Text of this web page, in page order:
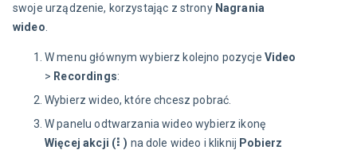
swoje urządzenie, korzystając z strony Nagrania
wideo
W menu głównym wybierz kolejno pozycje Video
> Recordings:
Wybierz wideo, które chcesz pobrać.
W panelu odtwarzania wideo wybierz ikonę
Więcej akcji (⠇) na dole wideo i kliknij Pobierz